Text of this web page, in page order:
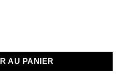
pour Cible – Arceau Lumineux
AU PANIER